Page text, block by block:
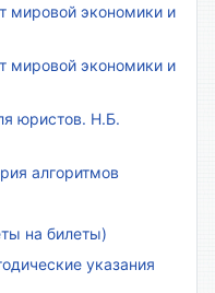
мировой экономики и
мировой экономики и
юристов. Н.Б.
алгоритмов
на билеты)
указания